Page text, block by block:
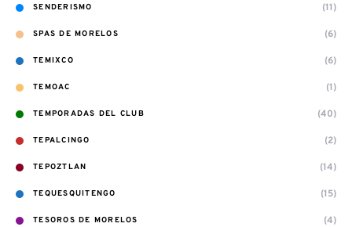
SENDERISMO (11)
SPAS DE MORELOS (6)
TEMIXCO (6)
TEMOAC (1)
TEMPORADAS DEL CLUB (40)
TEPALCINGO (2)
TEPOZTLAN (14)
TEQUESQUITENGO (15)
TESOROS DE MORELOS (4)